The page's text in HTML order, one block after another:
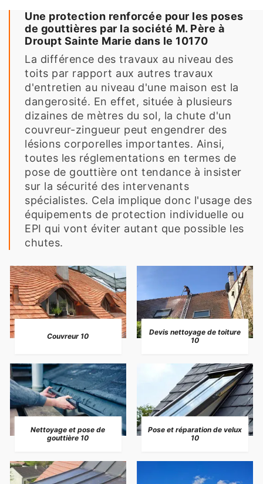
Une protection renforcée pour les poses
de gouttières par la société M. Père à
Droupt Sainte Marie dans le 10170
La différence des travaux au niveau des
toits par rapport aux autres travaux
d'entretien au niveau d'une maison est la
dangerosité. En effet, située à plusieurs
dizaines de mètres du sol, la chute d'un
couvreur-zingueur peut engendrer des
lésions corporelles importantes. Ainsi,
toutes les réglementations en termes de
pose de gouttière ont tendance à insister
sur la sécurité des intervenants
spécialistes. Cela implique donc l'usage des
équipements de protection individuelle ou
EPI qui vont éviter autant que possible les
chutes.
Couvreur 10
Devis nettoyage de toiture
10
Nettoyage et pose de
gouttière 10
Pose et réparation de velux
10